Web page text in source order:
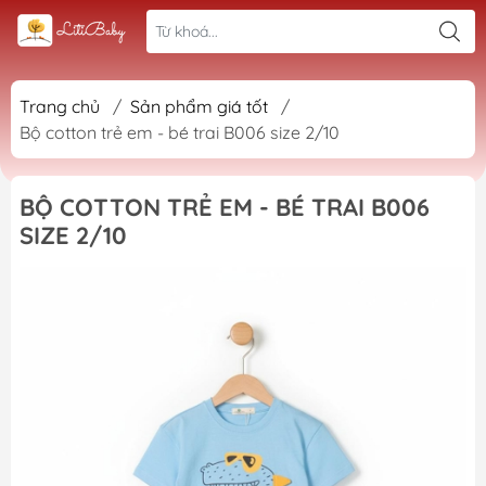
Trang chủ / Sản phẩm giá tốt
/
Bộ cotton trẻ em - bé trai B006 size 2/10
BỘ COTTON TRẺ EM - BÉ TRAI B006
SIZE 2/10